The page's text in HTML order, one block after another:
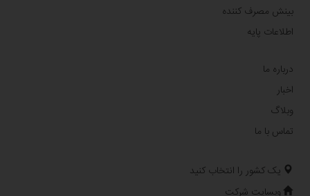
بینش مصرف کننده
اطلاعات پایه
درباره ما
اخبار
وبلاگ
تماس با ما
یک کشور را انتخاب کنید
وبسایت شرکت